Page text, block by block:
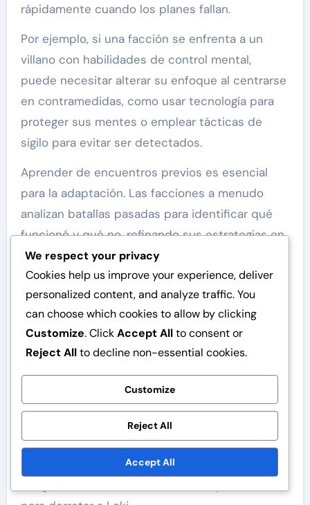
rápidamente cuando los planes fallan.
Por ejemplo, si una facción se enfrenta a un
villano con habilidades de control mental,
puede necesitar alterar su enfoque al centrarse
en contramedidas, como usar tecnología para
proteger sus mentes o emplear tácticas de
sigilo para evitar ser detectados.
Aprender de encuentros previos es esencial
para la adaptación. Las facciones a menudo
analizan batallas pasadas para identificar qué
funcionó y qué no, refinando sus estrategias en
consecuencia para mejorar su rendimiento
futuro.
Estrategias históricas de
cómics y películas
Las estrategias históricas de cómics y películas
proporcionan valiosas ideas sobre cómo las
facciones de superhéroes han evolucionado
sus tácticas a lo largo del tiempo. Ejemplos
icónicos incluyen el uso del trabajo en equipo
de los Vengadores en la película “Los
We respect your privacy
Cookies help us improve your experience, deliver
personalized content, and analyze traffic. You
can choose which cookies to allow by clicking
Customize. ClickAccept Allto consent or
Reject Allto decline non-essential cookies.
Customize
Reject All
Accept All